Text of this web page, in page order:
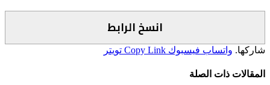
انسخ الرابط
شاركها. واتساب فيسبوك Copy Link تويتر
المقالات ذات الصلة